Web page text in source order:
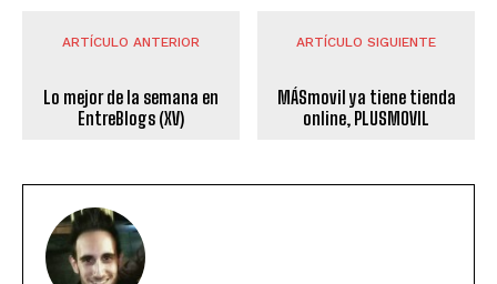
ARTÍCULO ANTERIOR
Lo mejor de la semana en
EntreBlogs (XV)
ARTÍCULO SIGUIENTE
MÁSmovil ya tiene tienda
online, PLUSMOVIL